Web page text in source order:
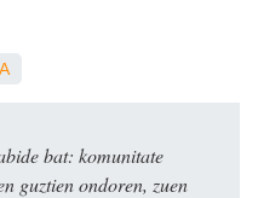
bat: komunitate
guztien ondoren, zuen